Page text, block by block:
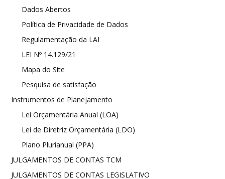
Dados Abertos
Política de Privacidade de Dados
Regulamentação da LAI
LEI Nº 14.129/21
Mapa do Site
Pesquisa de satisfação
Instrumentos de Planejamento
Lei Orçamentária Anual (LOA)
Lei de Diretriz Orçamentária (LDO)
Plano Plurianual (PPA)
JULGAMENTOS DE CONTAS TCM
JULGAMENTOS DE CONTAS LEGISLATIVO